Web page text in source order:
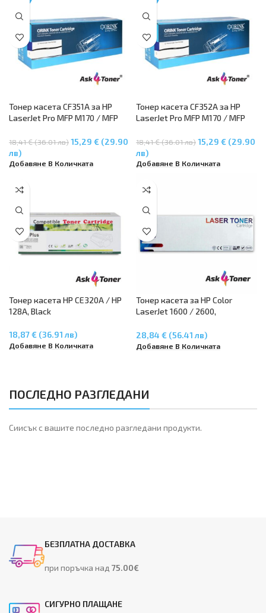
Тонер касета CF351A за HP
LaserJet Pro MFP M170 / MFP
18,41 € (36.01 лв)15,29 € (29.90
лв)
Добавяне В Количката
Тонер касета CF352A за HP
LaserJet Pro MFP M170 / MFP
18,41 € (36.01 лв)15,29 € (29.90
лв)
Добавяне В Количката
Тонер касета HP CE320A / HP
128A, Black
18,87 € (36.91 лв)
Добавяне В Количката
Тонер касета за HP Color
LaserJet 1600 / 2600,
28,84 € (56.41 лв)
Добавяне В Количката
ПОСЛЕДНО РАЗГЛЕДАНИ
Сиисък с вашите последно разгледани продукти.
БЕЗПЛАТНА ДОСТАВКА
при поръчка над75.00€
СИГУРНО ПЛАЩАНЕ